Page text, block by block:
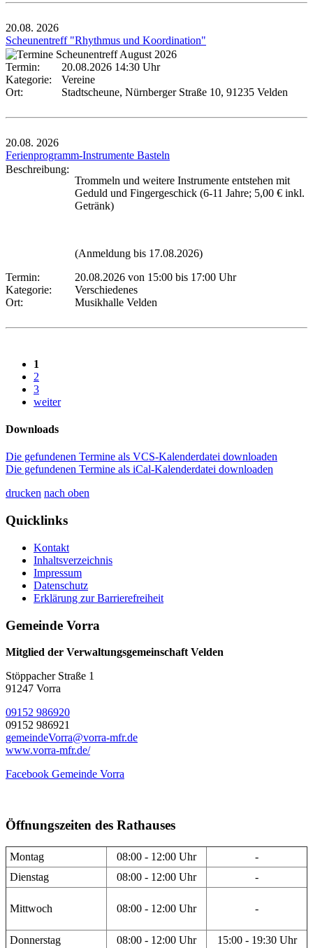
20.08. 2026
Scheunentreff "Rhythmus und Koordination"
Termin:
20.08.2026 14:30 Uhr
Kategorie:
Vereine
Ort:
Stadtscheune, Nürnberger Straße 10, 91235 Velden
20.08. 2026
Ferienprogramm-Instrumente Basteln
Beschreibung:
Trommeln und weitere Instrumente entstehen mit
Geduld und Fingergeschick (6-11 Jahre; 5,00 € inkl.
Getränk)
(Anmeldung bis 17.08.2026)
Termin:
20.08.2026 von 15:00 bis 17:00 Uhr
Kategorie:
Verschiedenes
Ort:
Musikhalle Velden
1
2
3
weiter
Downloads
Die gefundenen Termine als VCS-Kalenderdatei downloaden
Die gefundenen Termine als iCal-Kalenderdatei downloaden
drucken nach oben
Quicklinks
Kontakt
Inhaltsverzeichnis
Impressum
Datenschutz
Erklärung zur Barrierefreiheit
Gemeinde Vorra
Mitglied der Verwaltungsgemeinschaft Velden
Stöppacher Straße 1
91247 Vorra
09152 986920
09152 986921
gemeindeVorra@vorra-mfr.de
www.vorra-mfr.de/
Facebook Gemeinde Vorra
Öffnungszeiten des Rathauses
Montag 08:00 - 12:00 Uhr
-
Dienstag
08:00 - 12:00 Uhr -
Mittwoch 08:00 - 12:00 Uhr -
Donnerstag 08:00 - 12:00 Uhr 15:00 - 19:30 Uhr